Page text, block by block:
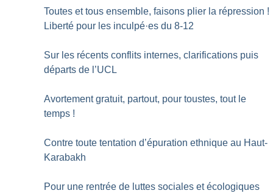
Toutes et tous ensemble, faisons plier la répression !
Liberté pour les inculpé·es du 8-12
Sur les récents conflits internes, clarifications puis
départs de l’UCL
Avortement gratuit, partout, pour toustes, tout le
temps !
Contre toute tentation d’épuration ethnique au Haut-
Karabakh
Pour une rentrée de luttes sociales et écologiques